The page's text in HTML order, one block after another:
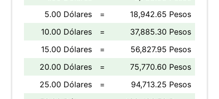
5.00 Dólares
=
18,942.65 Pesos
10.00 Dólares
=
37,885.30 Pesos
15.00 Dólares
=
56,827.95 Pesos
20.00 Dólares
=
75,770.60 Pesos
25.00 Dólares
=
94,713.25 Pesos